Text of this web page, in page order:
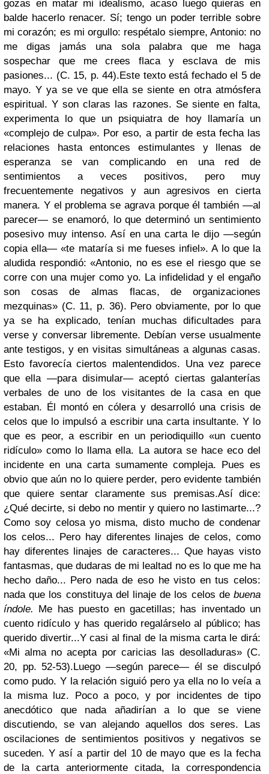
gozas en matar mi idealismo, acaso luego quieras en
balde hacerlo renacer. Sí; tengo un poder terrible sobre
mi corazón; es mi orgullo: respétalo siempre, Antonio: no
me digas jamás una sola palabra que me haga
sospechar que me crees flaca y esclava de mis
pasiones... (C. 15, p. 44).Este texto está fechado el 5 de
mayo. Y ya se ve que ella se siente en otra atmósfera
espiritual. Y son claras las razones. Se siente en falta,
experimenta lo que un psiquiatra de hoy llamaría un
«complejo de culpa». Por eso, a partir de esta fecha las
relaciones hasta entonces estimulantes y llenas de
esperanza se van complicando en una red de
sentimientos a veces positivos, pero muy
frecuentemente negativos y aun agresivos en cierta
manera. Y el problema se agrava porque él también —al
parecer— se enamoró, lo que determinó un sentimiento
posesivo muy intenso. Así en una carta le dijo —según
copia ella— «te mataría si me fueses infiel». A lo que la
aludida respondió: «Antonio, no es ese el riesgo que se
corre con una mujer como yo. La infidelidad y el engaño
son cosas de almas flacas, de organizaciones
mezquinas» (C. 11, p. 36). Pero obviamente, por lo que
ya se ha explicado, tenían muchas dificultades para
verse y conversar libremente. Debían verse usualmente
ante testigos, y en visitas simultáneas a algunas casas.
Esto favorecía ciertos malentendidos. Una vez parece
que ella —para disimular— aceptó ciertas galanterías
verbales de uno de los visitantes de la casa en que
estaban. Él montó en cólera y desarrolló una crisis de
celos que lo impulsó a escribir una carta insultante. Y lo
que es peor, a escribir en un periodiquillo «un cuento
ridículo» como lo llama ella. La autora se hace eco del
incidente en una carta sumamente compleja. Pues es
obvio que aún no lo quiere perder, pero evidente también
que quiere sentar claramente sus premisas.Así dice:
¿Qué decirte, si debo no mentir y quiero no lastimarte...?
Como soy celosa yo misma, disto mucho de condenar
los celos... Pero hay diferentes linajes de celos, como
hay diferentes linajes de caracteres... Que hayas visto
fantasmas, que dudaras de mi lealtad no es lo que me ha
hecho daño... Pero nada de eso he visto en tus celos:
nada que los constituya del linaje de los celos de buena
índole. Me has puesto en gacetillas; has inventado un
cuento ridículo y has querido regalárselo al público; has
querido divertir...Y casi al final de la misma carta le dirá:
«Mi alma no acepta por caricias las desolladuras» (C.
20, pp. 52-53).Luego —según parece— él se disculpó
como pudo. Y la relación siguió pero ya ella no lo veía a
la misma luz. Poco a poco, y por incidentes de tipo
anecdótico que nada añadirían a lo que se viene
discutiendo, se van alejando aquellos dos seres. Las
oscilaciones de sentimientos positivos y negativos se
suceden. Y así a partir del 10 de mayo que es la fecha
de la carta anteriormente citada, la correspondencia